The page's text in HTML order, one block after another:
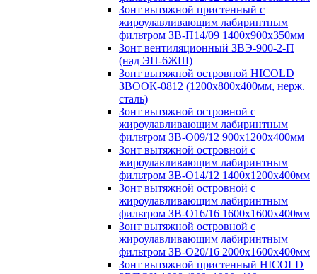
Зонт вытяжной пристенный с
жироулавливающим лабиринтным
фильтром ЗВ-П14/09 1400х900х350мм
Зонт вентиляционный ЗВЭ-900-2-П
(над ЭП-6ЖШ)
Зонт вытяжной островной HICOLD
ЗВООК-0812 (1200х800x400мм, нерж.
сталь)
Зонт вытяжной островной с
жироулавливающим лабиринтным
фильтром ЗВ-О09/12 900х1200х400мм
Зонт вытяжной островной с
жироулавливающим лабиринтным
фильтром ЗВ-О14/12 1400х1200х400мм
Зонт вытяжной островной с
жироулавливающим лабиринтным
фильтром ЗВ-О16/16 1600х1600х400мм
Зонт вытяжной островной с
жироулавливающим лабиринтным
фильтром ЗВ-О20/16 2000х1600х400мм
Зонт вытяжной пристенный HICOLD